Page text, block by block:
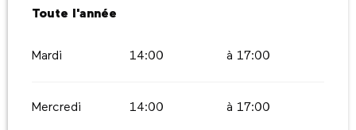
Toute l'année
Toute l'année
Mardi 14:00 à 17:00
Mercredi 14:00 à 17:00